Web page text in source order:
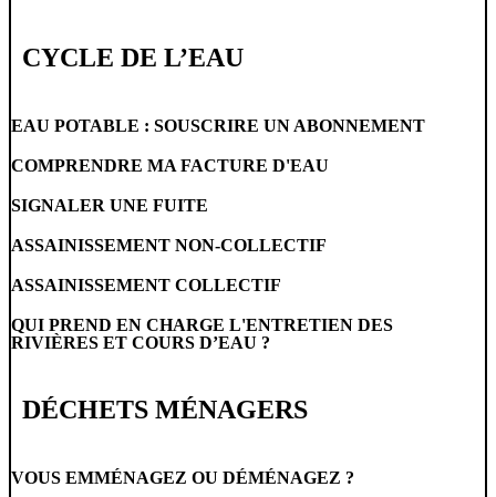
CYCLE DE L’EAU
EAU POTABLE : SOUSCRIRE UN ABONNEMENT
COMPRENDRE MA FACTURE D'EAU
SIGNALER UNE FUITE
ASSAINISSEMENT NON-COLLECTIF
ASSAINISSEMENT COLLECTIF
QUI PREND EN CHARGE L'ENTRETIEN DES
RIVIÈRES ET COURS D’EAU ?
DÉCHETS MÉNAGERS
VOUS EMMÉNAGEZ OU DÉMÉNAGEZ ?